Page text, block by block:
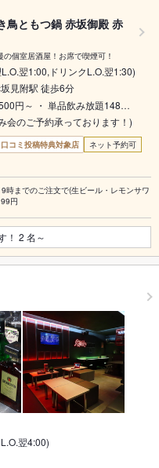
鳥ともつ鍋 赤坂御殿 赤
個室居酒屋！お席で喫煙可！
翌1:00,ドリンクL.O.翌1:30)
見附駅 徒歩6分
円～ ・ 単品飲み放題148…
会のご予約承っております！)
口コミ投稿特典対象店
ネット予約可
時までのご注文で(生ビール・レモンサワ
円
！ 2 名～
翌4:00)